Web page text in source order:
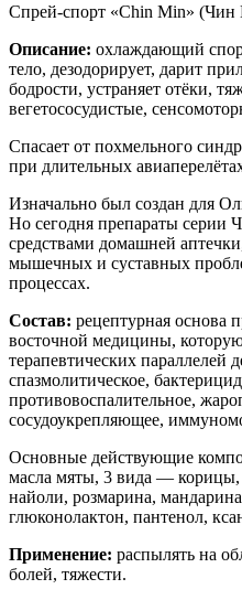
Спрей-спорт «Сhin Min»
Описание: охлаждающий
тело, дезодорирует, дарит
бодрости, устраняет отёки,
вегетососудистые,
Спасает от похмельного
при длительных
Изначально был создан для
Но сегодня препараты серии
средствами домашней
мышечных и суставных
процессах.
Состав: рецептурная основа
восточной медицины,
терапевтических параллелей
спазмолитическое,
противовоспалительное,
сосудоукрепляющее,
Основные действующие
масла мяты, 3 вида — корицы,
найоли, розмарина,
глюконолактон, пантенол,
Применение: распылять на
болей, тяжести.